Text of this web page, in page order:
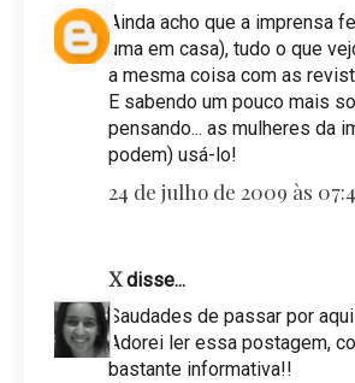
Ainda acho que a imprensa
uma em casa), tudo o que
a mesma coisa com as
E sabendo um pouco mais
pensando... as mulheres da
podem) usá-lo!
24 de julho de 2009 às
Xdisse...
Saudades de passar por
Adorei ler essa postagem,
bastante informativa!!